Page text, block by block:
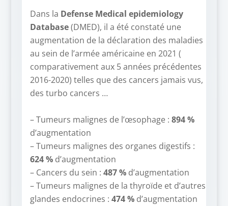
Dans la Defense Medical epidemiology
Database(DMED), il a été constaté une
augmentation de la déclaration des maladies
au sein de l’armée américaine en 2021 (
comparativement aux 5 années précédentes
2016-2020) telles que des cancers jamais vus,
des turbo cancers …
– Tumeurs malignes de l’œsophage : 894 %
d’augmentation
– Tumeurs malignes des organes digestifs :
624 %d’augmentation
– Cancers du sein : 487 %d’augmentation
– Tumeurs malignes de la thyroïde et d’autres
glandes endocrines : 474 %d’augmentation